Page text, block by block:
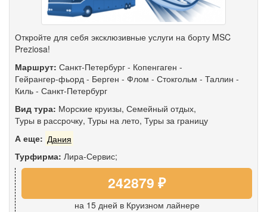
Откройте для себя эксклюзивные услуги на борту MSC
Preziosa!
Маршрут: Санкт-Петербург - Копенгаген -
Гейрангер-фьорд - Берген - Флом - Стокгольм - Таллин -
Киль - Санкт-Петербург
Вид тура: Морские круизы, Семейный отдых,
Туры в рассрочку, Туры на лето, Туры за границу
А еще: Дания
Турфирма: Лира-Сервис;
242879 ₽
на 15 дней в Круизном лайнере